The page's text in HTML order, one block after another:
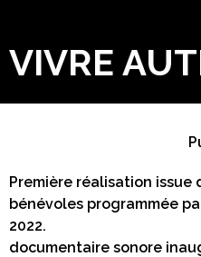
VIVRE
Première réalisation issue
bénévoles programmée
documentaire sonore